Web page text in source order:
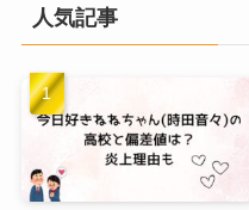
人気記事